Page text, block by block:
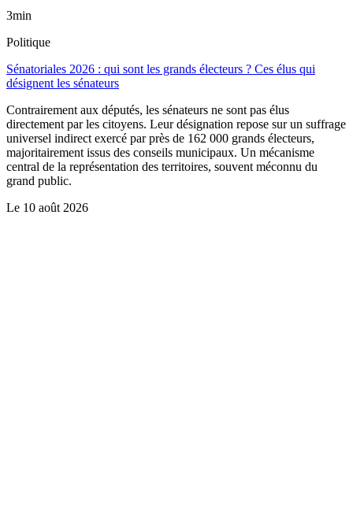
3min
Politique
Sénatoriales 2026 : qui sont les grands électeurs ? Ces élus qui
désignent les sénateurs
Contrairement aux députés, les sénateurs ne sont pas élus
directement par les citoyens. Leur désignation repose sur un suffrage
universel indirect exercé par près de 162 000 grands électeurs,
majoritairement issus des conseils municipaux. Un mécanisme
central de la représentation des territoires, souvent méconnu du
grand public.
Le 10 août 2026